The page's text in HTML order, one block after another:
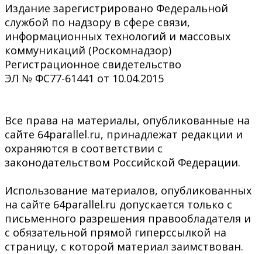
Издание зарегистрировано Федеральной
службой по надзору в сфере связи,
информационных технологий и массовых
коммуникаций (Роскомнадзор)
Регистрационное свидетельство
ЭЛ № ФС77-61441 от 10.04.2015
Все права на материалы, опубликованные на
сайте 64parallel.ru, принадлежат редакции и
охраняются в соответствии с
законодательством Российской Федерации.
Использование материалов, опубликованных
на сайте 64parallel.ru допускается только с
письменного разрешения правообладателя и
с обязательной прямой гиперссылкой на
страницу, с которой материал заимствован.